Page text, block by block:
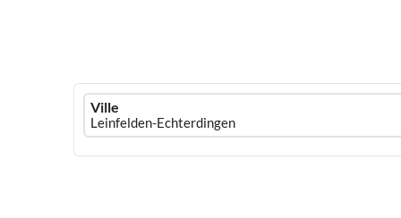
Ferienhausmiete
logo
Ville